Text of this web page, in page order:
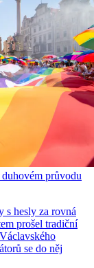
průvodu
s hesly za rovná
prošel tradiční
se do něj